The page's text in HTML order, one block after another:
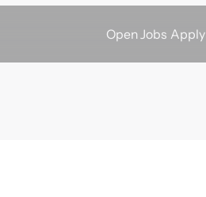
Open Jobs Apply